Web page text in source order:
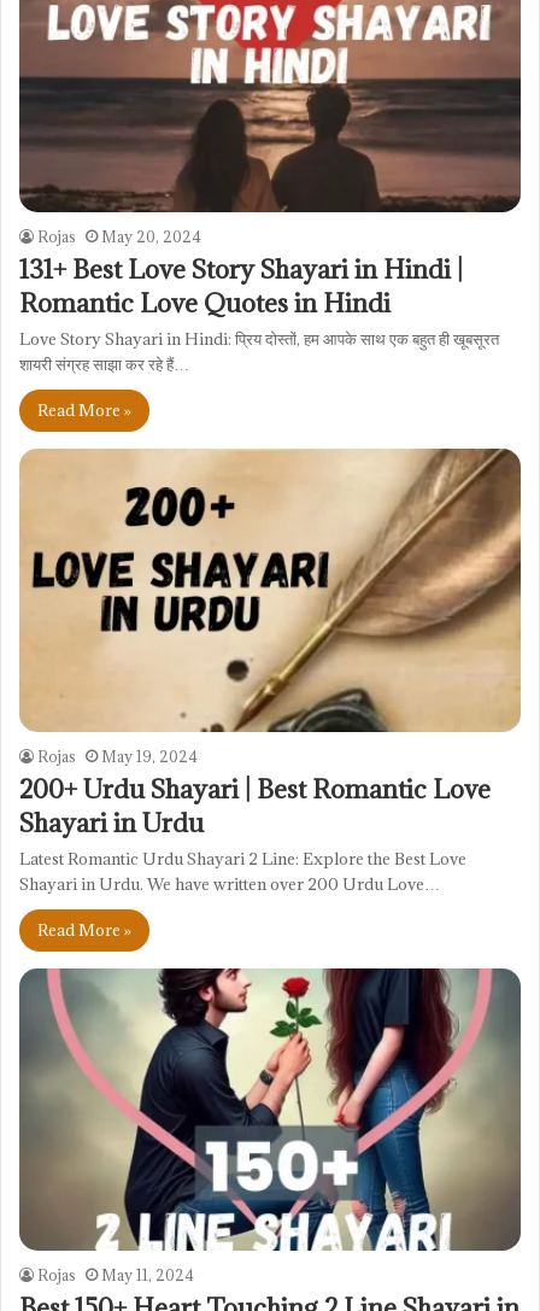
Rojas May 20, 2024
131+ Best Love Story Shayari in Hindi |
Romantic Love Quotes in Hindi
Love Story Shayari in Hindi: प्रिय दोस्तों, हम आपके साथ एक बहुत ही खूबसूरत
शायरी संग्रह साझा कर रहे हैं…
Read More »
Rojas May 19, 2024
200+ Urdu Shayari | Best Romantic Love
Shayari in Urdu
Latest Romantic Urdu Shayari 2 Line: Explore the Best Love
Shayari in Urdu. We have written over 200 Urdu Love…
Read More »
Rojas May 11, 2024